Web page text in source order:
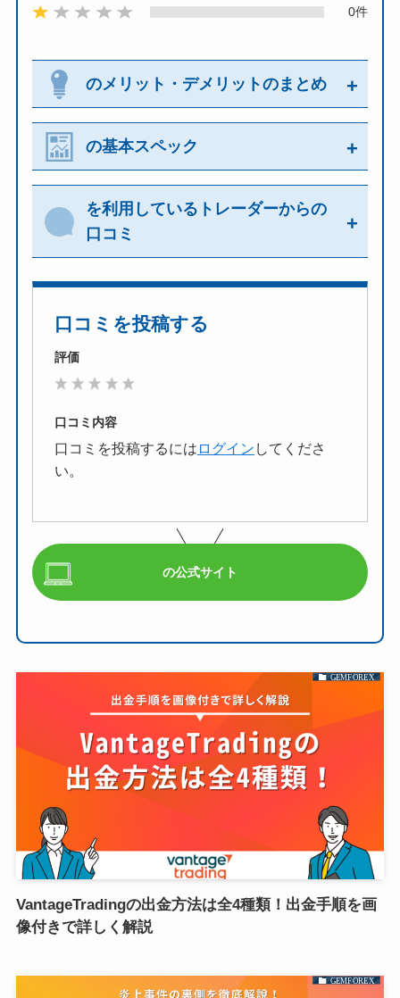
0件
のメリット・デメリットのまとめ
の良い評価・メリット
の悪い評価・デメリット
の基本スペック
の利用がおすすめのトレーダー
を利用しているトレーダーからの
口コミ
口コミを投稿する
評価
☆
口コミ内容
口コミを投稿するには ログイン してくださ
い。
の公式サイト
GEMFOREX
VantageTradingの出金方法は全4種類！出金手順を画
像付きで詳しく解説
GEMFOREX